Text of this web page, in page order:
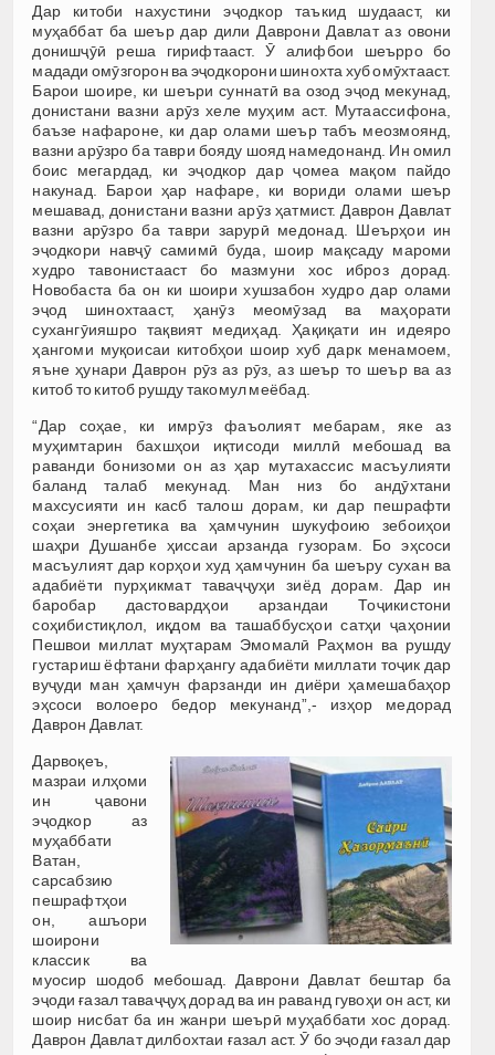
Дар китоби нахустини эҷодкор таъкид шудааст, ки
муҳаббат ба шеър дар дили Даврони Давлат аз овони
донишҷӯӣ реша гирифтааст. Ӯ алифбои шеърро бо
мадади омӯзгорон ва эҷодкорони шинохта хуб омӯхтааст.
Барои шоире, ки шеъри суннатӣ ва озод эҷод мекунад,
донистани вазни арӯз хеле муҳим аст. Мутаассифона,
баъзе нафароне, ки дар олами шеър табъ меозмоянд,
вазни арӯзро ба таври бояду шояд намедонанд. Ин омил
боис мегардад, ки эҷодкор дар ҷомеа мақом пайдо
накунад. Барои ҳар нафаре, ки вориди олами шеър
мешавад, донистани вазни арӯз ҳатмист. Даврон Давлат
вазни арӯзро ба таври зарурӣ медонад. Шеърҳои ин
эҷодкори навҷӯ самимӣ буда, шоир мақсаду мароми
худро тавонистааст бо мазмуни хос иброз дорад.
Новобаста ба он ки шоири хушзабон худро дар олами
эҷод шинохтааст, ҳанӯз меомӯзад ва маҳорати
сухангӯияшро тақвият медиҳад. Ҳақиқати ин идеяро
ҳангоми муқоисаи китобҳои шоир хуб дарк менамоем,
яъне ҳунари Даврон рӯз аз рӯз, аз шеър то шеър ва аз
китоб то китоб рушду такомул меёбад.
“Дар соҳае, ки имрӯз фаъолият мебарам, яке аз
муҳимтарин бахшҳои иқтисоди миллӣ мебошад ва
раванди бонизоми он аз ҳар мутахассис масъулияти
баланд талаб мекунад. Ман низ бо андӯхтани
махсусияти ин касб талош дорам, ки дар пешрафти
соҳаи энергетика ва ҳамчунин шукуфоию зебоиҳои
шаҳри Душанбе ҳиссаи арзанда гузорам. Бо эҳсоси
масъулият дар корҳои худ ҳамчунин ба шеъру сухан ва
адабиёти пурҳикмат таваҷҷуҳи зиёд дорам. Дар ин
баробар дастовардҳои арзандаи Тоҷикистони
соҳибистиқлол, иқдом ва ташаббусҳои сатҳи ҷаҳонии
Пешвои миллат муҳтарам Эмомалӣ Раҳмон ва рушду
густариш ёфтани фарҳангу адабиёти миллати тоҷик дар
вуҷуди ман ҳамчун фарзанди ин диёри ҳамешабаҳор
эҳсоси волоеро бедор мекунанд”,- изҳор медорад
Даврон Давлат.
Дарвоқеъ,
мазраи илҳоми
ин ҷавони
эҷодкор аз
муҳаббати
Ватан,
сарсабзию
пешрафтҳои
он, ашъори
шоирони
классик ва
муосир шодоб мебошад. Даврони Давлат бештар ба
эҷоди ғазал таваҷҷуҳ дорад ва ин раванд гувоҳи он аст, ки
шоир нисбат ба ин жанри шеърӣ муҳаббати хос дорад.
Даврон Давлат дилбохтаи ғазал аст. Ӯ бо эҷоди ғазал дар